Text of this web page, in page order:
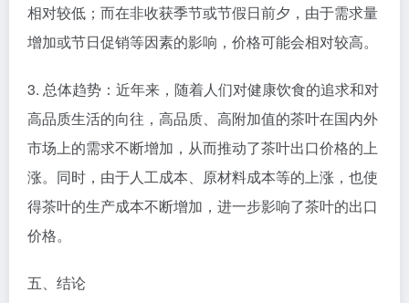
相对较低；而在非收获季节或节假日前夕，由于需求量
增加或节日促销等因素的影响，价格可能会相对较高。
3. 总体趋势：近年来，随着人们对健康饮食的追求和对
高品质生活的向往，高品质、高附加值的茶叶在国内外
市场上的需求不断增加，从而推动了茶叶出口价格的上
涨。同时，由于人工成本、原材料成本等的上涨，也使
得茶叶的生产成本不断增加，进一步影响了茶叶的出口
价格。
五、结论